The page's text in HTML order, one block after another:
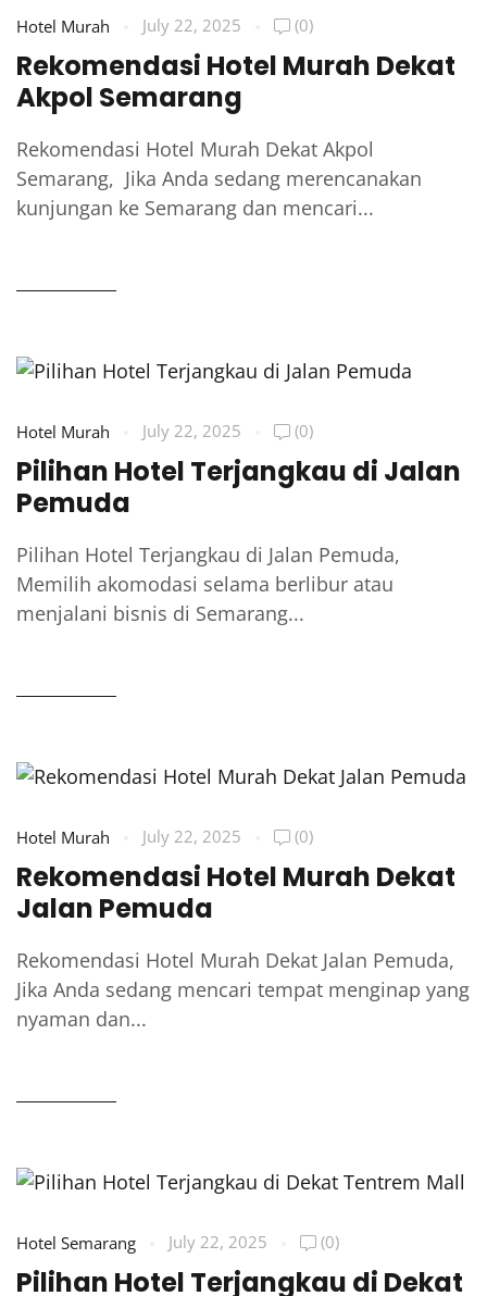
Hotel Murah July 22, 2025 (0)
Rekomendasi Hotel Murah Dekat
Akpol Semarang
Rekomendasi Hotel Murah Dekat Akpol
Semarang, Jika Anda sedang merencanakan
kunjungan ke Semarang dan mencari...
Hotel Murah July 22, 2025 (0)
Pilihan Hotel Terjangkau di Jalan
Pemuda
Pilihan Hotel Terjangkau di Jalan Pemuda,
Memilih akomodasi selama berlibur atau
menjalani bisnis di Semarang...
Hotel Murah July 22, 2025 (0)
Rekomendasi Hotel Murah Dekat
Jalan Pemuda
Rekomendasi Hotel Murah Dekat Jalan Pemuda,
Jika Anda sedang mencari tempat menginap yang
nyaman dan...
Hotel Semarang July 22, 2025 (0)
Pilihan Hotel Terjangkau di Dekat